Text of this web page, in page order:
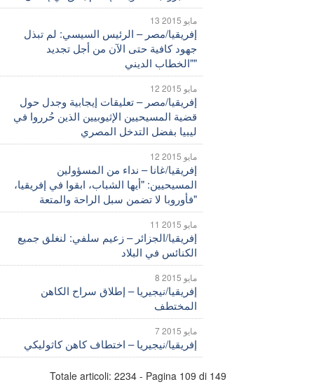
13 مايو 2015
إفريقيا/مصر – الرئيس السيسي: لم تبذل
جهود كافية حتى الآن من أجل تجديد
12 مايو 2015
إفريقيا/مصر – تعليقات إيجابية وجدل حول
قضية المسيحيين الإثيوبيين الذين حُرروا في
ليبيا بفضل التدخل المصري
12 مايو 2015
إفريقيا/غانا – نداء من المسؤولين
المسيحيين: "أيها الشباب، ابقوا في إفريقيا،
11 مايو 2015
إفريقيا/الجزائر – زعيم سلفي: لنغلق جميع
الكنائس في البلاد
8 مايو 2015
إفريقيا/نيجيريا – إطلاق سراح الكاهن
المختطف
7 مايو 2015
إفريقيا/نيجيريا – اختطاف كاهن كاثوليكي
Totale articoli: 2234 - Pagina 109 di 149